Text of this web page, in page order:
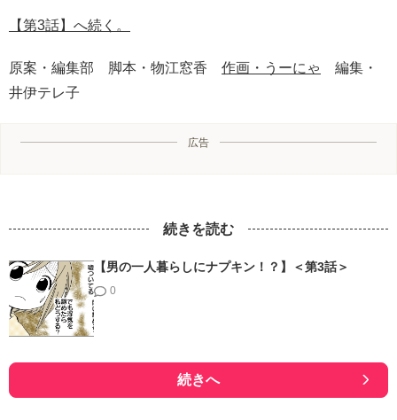
【第3話】へ続く。
原案・編集部 脚本・物江窓香 作画・うーにゃ
編集・
井伊テレ子
広告
続きを読む
【男の一人暮らしにナプキン！？】＜第3話＞
0
続きへ